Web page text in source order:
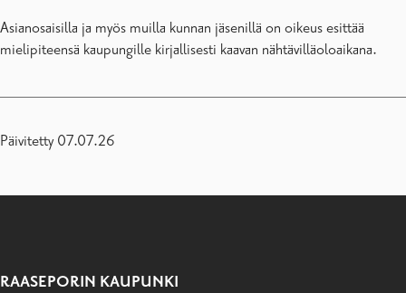
Asianosaisilla ja myös muilla kunnan jäsenillä on oikeus esittää
mielipiteensä kaupungille kirjallisesti kaavan nähtävilläoloaikana.
Päivitetty 07.07.26
RAASEPORIN KAUPUNKI